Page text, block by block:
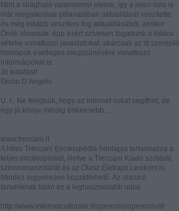
Mint a világhaló valamennyi eleme, így a jelen lista is
már megalkotása pillanatában aktualitását veszítette,
és még inkább veszíteni fog aktualitásából, amikor
Önök olvassák: épp ezért szívesen fogadunk a listára
vételre vonatkozó javaslatokat, akárcsak az itt szereplő
honlapok esetleges megszűnésére vonatkozó
információkat is.
Jó kutatást!
Giulio D’Angelo
U. I.: Ne felejtsük, hogy az internet sokat segíthet, de
egy jó könyv mindig értékesebb...
www.treccani.it
A híres Treccani Enciklopédia honlapja tartalmazza a
teljes enciklopédiát, illetve a Treccani Kiadó szótárát,
szinonimaszótárát és az Olasz Életrajzi Lexikont is.
Mindez ingyenesen hozzáférhető. Az olaszul
tanulóknak talán ez a leghasznosabb oldal.
http://www.internetculturale.it/opencms/opencms/it/